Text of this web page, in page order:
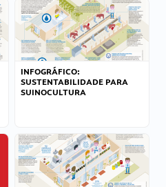
INFOGRÁFICO:
SUSTENTABILIDADE PARA
SUINOCULTURA